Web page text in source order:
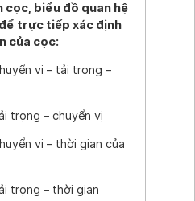
cọc, biểu đồ quan hệ
trực tiếp xác định
của cọc:
vị – tải trọng –
trọng – chuyển vị
vị – thời gian của
trọng – thời gian